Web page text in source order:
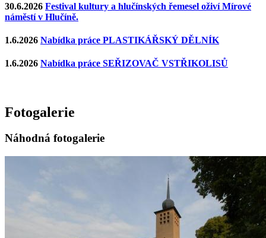
30.6.2026 Festival kultury a hlučínských řemesel oživí Mírové
náměstí v Hlučíně.
1.6.2026 Nabídka práce PLASTIKÁŘSKÝ DĚLNÍK
1.6.2026 Nabídka práce SEŘIZOVAČ VSTŘIKOLISŮ
Fotogalerie
Náhodná fotogalerie